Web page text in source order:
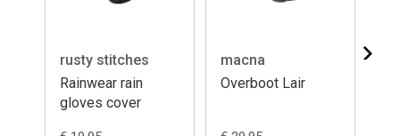
rusty stitches
Rainwear rain
gloves cover
macna
Overboot Lair